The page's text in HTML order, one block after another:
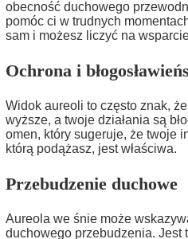
obecność duchowego
pomóc ci w trudnych
sam i możesz liczyć na
Ochrona i
Widok aureoli to często znak,
wyższe, a twoje działania są
omen, który sugeruje, że twoje
którą podążasz, jest właściwa.
Przebudzenie duchowe
Aureola we śnie może
duchowego przebudzenia. Jest